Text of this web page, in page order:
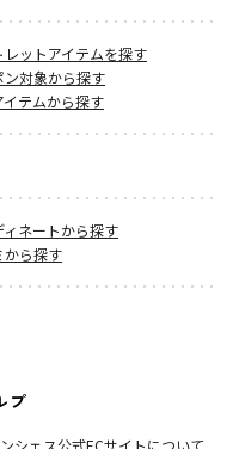
レットアイテムを探す
ン対象から探す
イテムから探す
ィネートから探す
から探す
プ
シェス公式ECサイトについて